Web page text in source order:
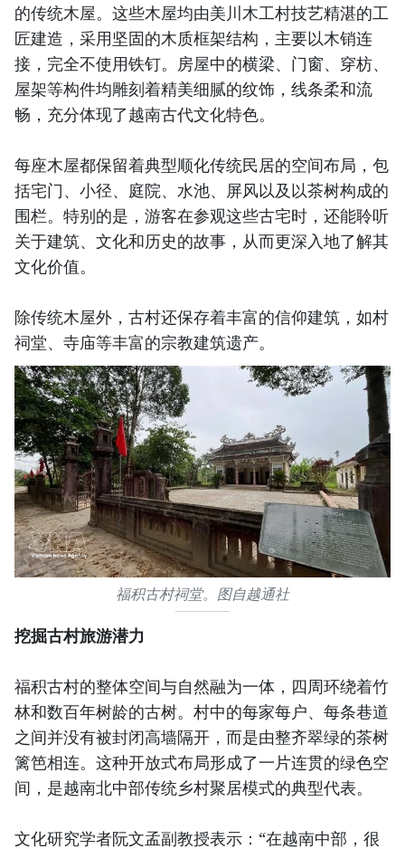
的传统木屋。这些木屋均由美川木工村技艺精湛的工
匠建造，采用坚固的木质框架结构，主要以木销连
接，完全不使用铁钉。房屋中的横梁、门窗、穿枋、
屋架等构件均雕刻着精美细腻的纹饰，线条柔和流
畅，充分体现了越南古代文化特色。
每座木屋都保留着典型顺化传统民居的空间布局，包
括宅门、小径、庭院、水池、屏风以及以茶树构成的
围栏。特别的是，游客在参观这些古宅时，还能聆听
关于建筑、文化和历史的故事，从而更深入地了解其
文化价值。
除传统木屋外，古村还保存着丰富的信仰建筑，如村
祠堂、寺庙等丰富的宗教建筑遗产。
福积古村祠堂。图自越通社
挖掘古村旅游潜力
福积古村的整体空间与自然融为一体，四周环绕着竹
林和数百年树龄的古树。村中的每家每户、每条巷道
之间并没有被封闭高墙隔开，而是由整齐翠绿的茶树
篱笆相连。这种开放式布局形成了一片连贯的绿色空
间，是越南北中部传统乡村聚居模式的典型代表。
文化研究学者阮文孟副教授表示：“在越南中部，很